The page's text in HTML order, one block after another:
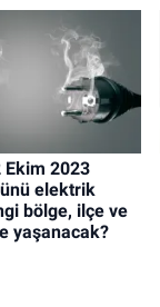
Ekim 2023
elektrik
bölge, ilçe ve
yaşanacak?